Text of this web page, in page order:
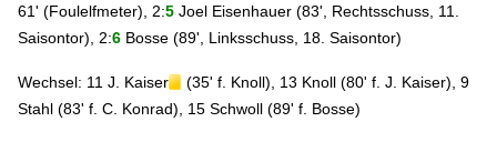
61' (Foulelfmeter), 2:5 Joel Eisenhauer (83', Rechtsschuss, 11.
Saisontor), 2:6 Bosse (89', Linksschuss, 18. Saisontor)
Wechsel: 11 J. Kaiser
(35' f. Knoll), 13 Knoll (80' f. J. Kaiser), 9
Stahl (83' f. C. Konrad), 15 Schwoll (89' f. Bosse)